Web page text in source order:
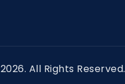
2026. All Rights Reserved.